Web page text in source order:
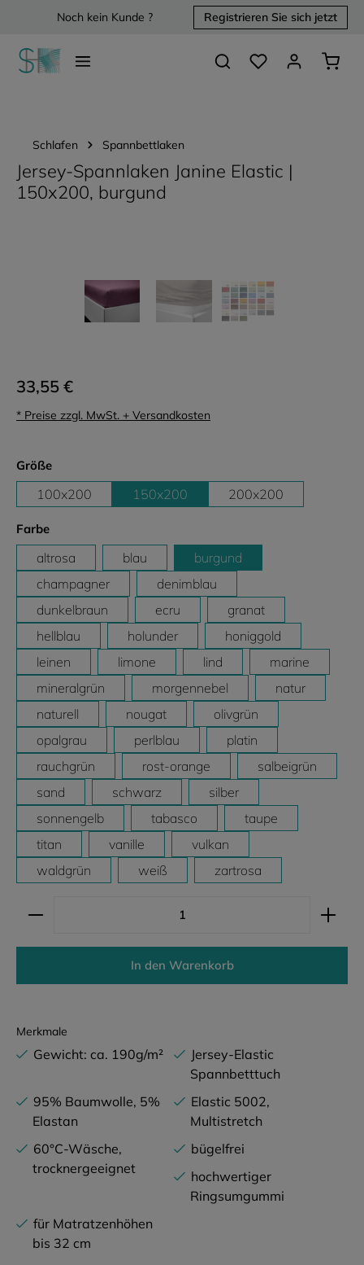
springenNoch kein Kunde ? Registrieren Sie sich jetzt
Du hast 0 Produkte
Schlafen Spannbettlaken
Jersey-Spannlaken Janine Elastic |
150x200, burgund
33,55 €
* Preise zzgl. MwSt. + Versandkosten
Größeauswählen
100x200 150x200 200x200
Farbeauswählen
altrosa blau
burgund
champagner
denimblau
dunkelbraun
ecru
granat
hellblau
holunder
honiggold
leinen
limone lind
marine
mineralgrün
morgennebel
natur
naturell
nougat
olivgrün
opalgrau
perlblau
platin
rauchgrün
rost-orange
salbeigrün
sand
schwarz
silber
sonnengelb
tabasco
taupe
titan
vanille
vulkan
waldgrün
weiß zartrosa
Produkt Anzahl: Gib den gewünschten Wert ein
In den Warenkorb
Merkmale
Gewicht: ca. 190g/m²
Jersey-Elastic
Spannbetttuch
95% Baumwolle, 5%
Elastan
Elastic 5002,
Multistretch
60°C-Wäsche,
trocknergeeignet
bügelfrei
hochwertiger
Ringsumgummi
für Matratzenhöhen
bis 32 cm